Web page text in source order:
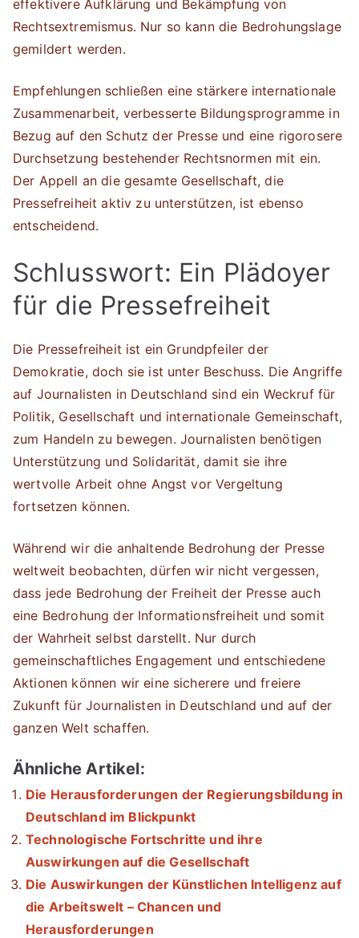
effektivere Aufklärung und Bekämpfung von
Rechtsextremismus. Nur so kann die Bedrohungslage
gemildert werden.
Empfehlungen schließen eine stärkere internationale
Zusammenarbeit, verbesserte Bildungsprogramme in
Bezug auf den Schutz der Presse und eine rigorosere
Durchsetzung bestehender Rechtsnormen mit ein.
Der Appell an die gesamte Gesellschaft, die
Pressefreiheit aktiv zu unterstützen, ist ebenso
entscheidend.
Schlusswort: Ein Plädoyer
für die Pressefreiheit
Die Pressefreiheit ist ein Grundpfeiler der
Demokratie, doch sie ist unter Beschuss. Die Angriffe
auf Journalisten in Deutschland sind ein Weckruf für
Politik, Gesellschaft und internationale Gemeinschaft,
zum Handeln zu bewegen. Journalisten benötigen
Unterstützung und Solidarität, damit sie ihre
wertvolle Arbeit ohne Angst vor Vergeltung
fortsetzen können.
Während wir die anhaltende Bedrohung der Presse
weltweit beobachten, dürfen wir nicht vergessen,
dass jede Bedrohung der Freiheit der Presse auch
eine Bedrohung der Informationsfreiheit und somit
der Wahrheit selbst darstellt. Nur durch
gemeinschaftliches Engagement und entschiedene
Aktionen können wir eine sicherere und freiere
Zukunft für Journalisten in Deutschland und auf der
ganzen Welt schaffen.
Ähnliche Artikel:
Die Herausforderungen der Regierungsbildung in
Deutschland im Blickpunkt
Technologische Fortschritte und ihre
Auswirkungen auf die Gesellschaft
Die Auswirkungen der Künstlichen Intelligenz auf
die Arbeitswelt – Chancen und
Herausforderungen